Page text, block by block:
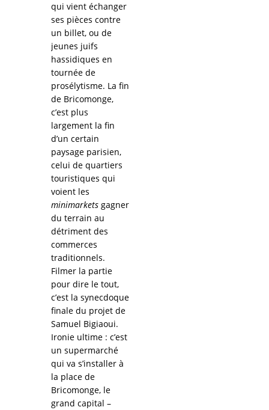
qui vient échanger
ses pièces contre
un billet, ou de
jeunes juifs
hassidiques en
tournée de
prosélytisme. La fin
de Bricomonge,
c’est plus
largement la fin
d’un certain
paysage parisien,
celui de quartiers
touristiques qui
voient les
minimarkets gagner
du terrain au
détriment des
commerces
traditionnels.
Filmer la partie
pour dire le tout,
c’est la synecdoque
finale du projet de
Samuel Bigiaoui.
Ironie ultime : c’est
un supermarché
qui va s’installer à
la place de
Bricomonge, le
grand capital –